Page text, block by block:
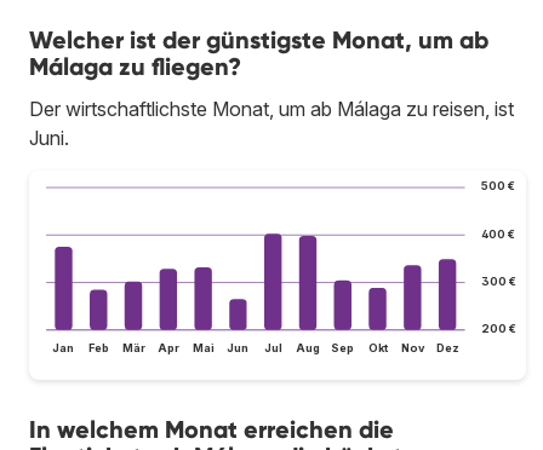
Welcher ist der günstigste Monat, um ab
Málaga zu fliegen?
Der wirtschaftlichste Monat, um ab Málaga zu reisen, ist
Juni.
200 €
300 €
400 €
500 €
Jan Feb Mär Apr Mai Jun Jul Aug Sep Okt Nov Dez
In welchem Monat erreichen die